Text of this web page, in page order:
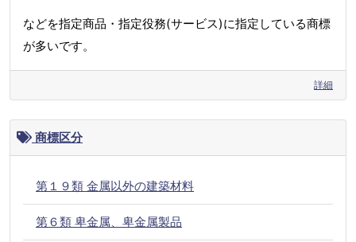
などを指定商品・指定役務(サービス)に指定している商標
が多いです。
詳細
商標区分
第１９類 金属以外の建築材料
第６類 卑金属、卑金属製品